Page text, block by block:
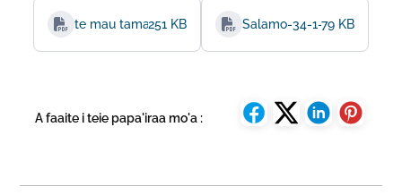
te mau tamarii-matahiti-salamo-34-1-10
251 KB Salamo-34-1-1079 KB
A faaite i teie papa'iraa mo'a :